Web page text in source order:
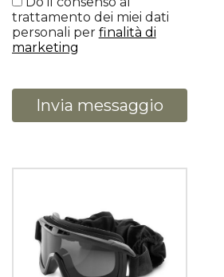
trattamento dei miei dati
personali per finalità di
marketing
Invia messaggio